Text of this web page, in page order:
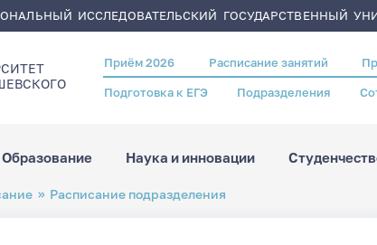
ИССЛЕДОВАТЕЛЬСКИЙ ГОСУДАРСТВЕННЫЙ
Header
menu
Приём 2026 Расписание занятий
Подготовка к ЕГЭ Подразделения
Образование Наука и инновации
Расписание подразделения